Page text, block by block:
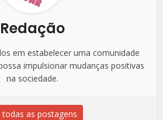
Redação
em estabelecer uma comunidade
impulsionar mudanças positivas
na sociedade.
todas as postagens